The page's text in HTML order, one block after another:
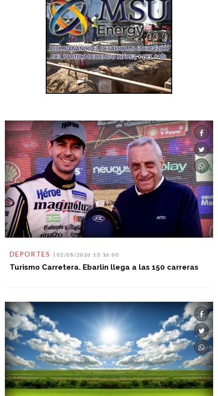
DEPORTES 02/08/2026 13:16:00
Turismo Carretera. Ebarlin llega a las 150 carreras